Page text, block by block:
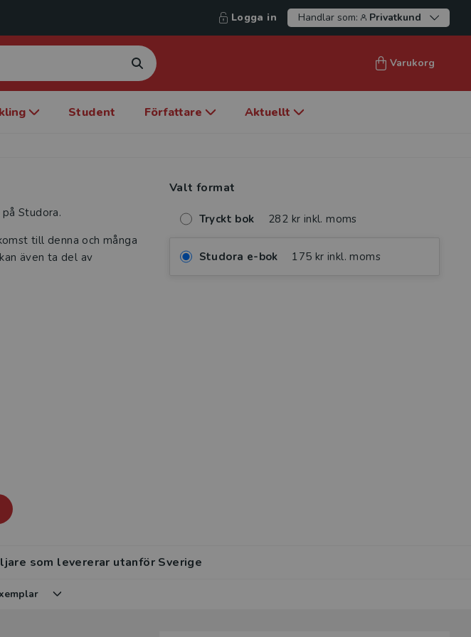
Logga in Handlar som: Privatkund
Varukorg
Student Författare Aktuellt
Studora.
till denna och många
även ta del av
Valt format
Tryckt bok 282 kr inkl. moms
Studora e-bok 175 kr inkl. moms
som levererar utanför Sverige